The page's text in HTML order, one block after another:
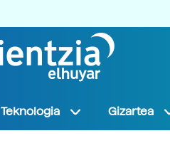
Teknologia Gizartea